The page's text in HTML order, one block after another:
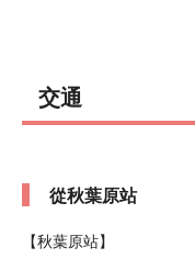
交通
從秋葉原站
【秋葉原站】